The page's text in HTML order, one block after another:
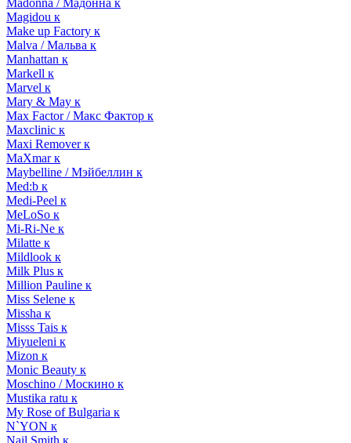
Madonna / Мадонна к
Magidou к
Make up Factory к
Malva / Мальва к
Manhattan к
Markell к
Marvel к
Mary & May к
Max Factor / Макс Фактор к
Maxclinic к
Maxi Remover к
MaXmar к
Maybelline / Мэйбеллин к
Med:b к
Medi-Peel к
MeLoSo к
Mi-Ri-Ne к
Milatte к
Mildlook к
Milk Plus к
Million Pauline к
Miss Selene к
Missha к
Misss Tais к
Miyueleni к
Mizon к
Monic Beauty к
Moschino / Москино к
Mustika ratu к
My Rose of Bulgaria к
N`YON к
Nail Smith к